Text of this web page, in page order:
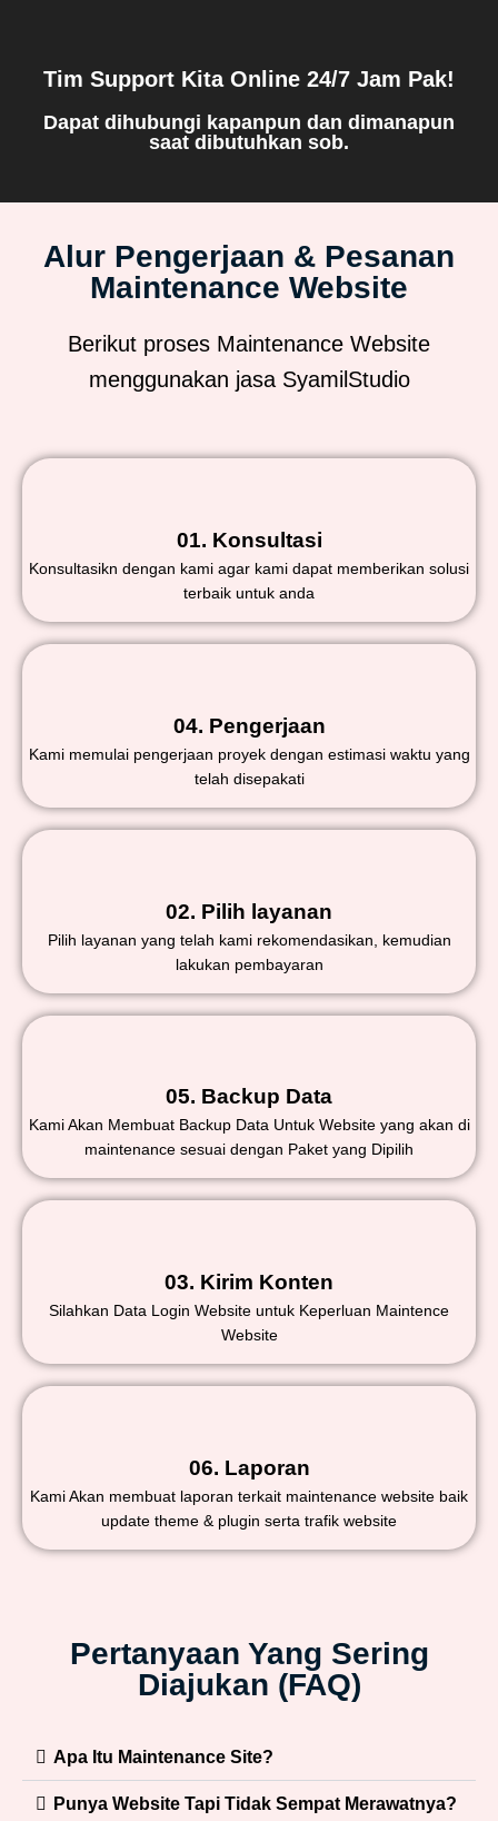
Tim Support Kita Online 24/7 Jam Pak!
Dapat dihubungi kapanpun dan dimanapun
saat dibutuhkan sob.
Alur Pengerjaan & Pesanan
Maintenance Website
Berikut proses Maintenance Website
menggunakan jasa SyamilStudio
01. Konsultasi
Konsultasikn dengan kami agar kami dapat memberikan solusi
terbaik untuk anda
04. Pengerjaan
Kami memulai pengerjaan proyek dengan estimasi waktu yang
telah disepakati
02. Pilih layanan
Pilih layanan yang telah kami rekomendasikan, kemudian
lakukan pembayaran
05. Backup Data
Kami Akan Membuat Backup Data Untuk Website yang akan di
maintenance sesuai dengan Paket yang Dipilih
03. Kirim Konten
Silahkan Data Login Website untuk Keperluan Maintence
Website
06. Laporan
Kami Akan membuat laporan terkait maintenance website baik
update theme & plugin serta trafik website
Pertanyaan Yang Sering
Diajukan (FAQ)
Apa Itu Maintenance Site?
Punya Website Tapi Tidak Sempat Merawatnya?